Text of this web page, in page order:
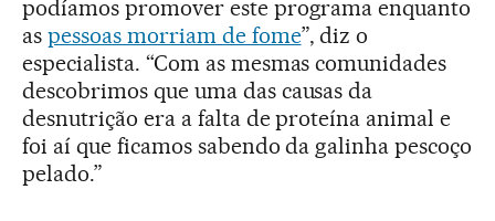
podíamos promover este programa enquanto
as pessoas morriam de fome”, diz o
especialista. “Com as mesmas comunidades
descobrimos que uma das causas da
desnutrição era a falta de proteína animal e
foi aí que ficamos sabendo da galinha pescoço
pelado.”